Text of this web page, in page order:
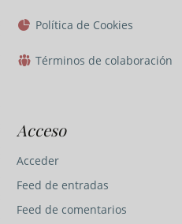
Política de Cookies
Términos de colaboración
Acceso
Acceder
Feed de entradas
Feed de comentarios